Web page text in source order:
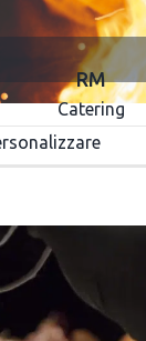
RM
Catering